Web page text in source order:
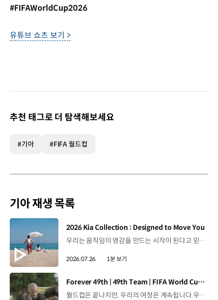
#FIFAWorldCup2026
유튜브 쇼츠 보기 >
추천 태그로 더 탐색해보세요
#기아 #FIFA 월드컵
기아 재생 목록
[동영상]
2026 Kia Collection : Designed to Move You
우리는 움직임이 영감을 만드는 시작이 된다고 믿습니다. 기아만의 Movement로 당신의 일상에 영감을 더해줄 2026 Kia Collection을 만나보세요. Designed to move you. Kia Collection 자세히 보기 ▶ #Kia #기아 #KiaCollection #기아컬렉션 #Designedtomoveyou #lifestyle
2026.07.26. 1분 보기
[동영상]
Forever 49th | 49th Team | FIFA World Cup 2026™
월드컵은 끝나지만, 우리의 여정은 계속됩니다.우리는 영원한 49번째 팀입니다. 자세히 보기 ▶ #Kia #InspirationConnectsUsAll #49thTeam #OMBC #FIFAWorldCup2026 유튜브 쇼츠 보기 >